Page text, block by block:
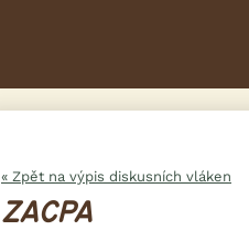
« Zpět na výpis diskusních vláken
ZACPA